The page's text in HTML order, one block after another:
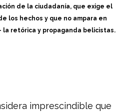
de la ciudadanía, que exige el
los hechos y que no ampara en
la retórica y propaganda belicistas.
imprescindible que